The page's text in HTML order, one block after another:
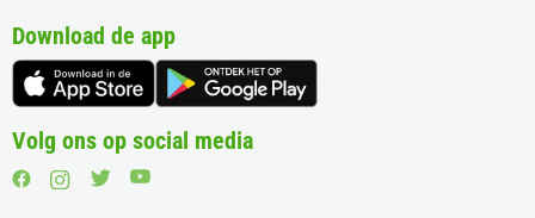
Download de app
Volg ons op social media